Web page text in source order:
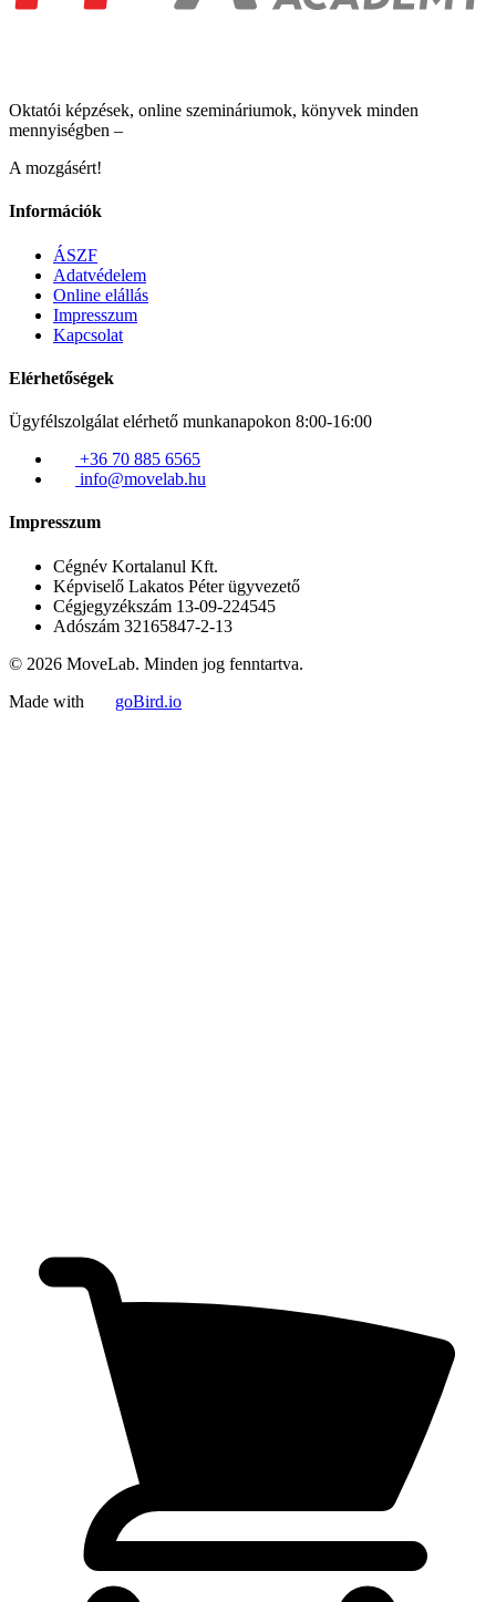
Oktatói képzések, online szemináriumok, könyvek minden
mennyiségben –
A mozgásért!
Információk
ÁSZF
Adatvédelem
Online elállás
Impresszum
Kapcsolat
Elérhetőségek
Ügyfélszolgálat elérhető munkanapokon 8:00-16:00
+36 70 885 6565
info@movelab.hu
Impresszum
Cégnév Kortalanul Kft.
Képviselő Lakatos Péter ügyvezető
Cégjegyzékszám 13-09-224545
Adószám 32165847-2-13
© 2026 MoveLab. Minden jog fenntartva.
Made with
goBird.io